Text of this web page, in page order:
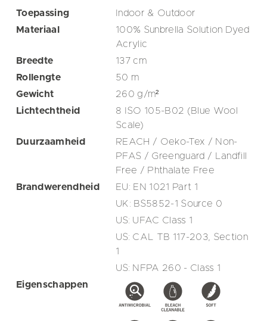
Toepassing
Indoor & Outdoor
Materiaal
100% Sunbrella Solution Dyed
Acrylic
Breedte
137cm
Rollengte
50 m
Gewicht
260g/m²
Lichtechtheid
8 ISO 105-B02 (Blue Wool
Scale)
Duurzaamheid
REACH / Oeko-Tex / Non-
PFAS / Greenguard / Landfill
Free / Phthalate Free
Brandwerendheid
EU: EN 1021 Part 1
UK: BS5852-1 Source 0
US: UFAC Class 1
US: CAL TB 117-203, Section
1
US: NFPA 260 - Class 1
Eigenschappen